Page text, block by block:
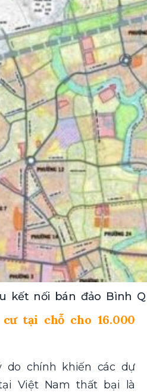
kết nối bán đảo Bình
tại chỗ cho 16.000
do chính khiến các dự
Việt Nam thất bại là